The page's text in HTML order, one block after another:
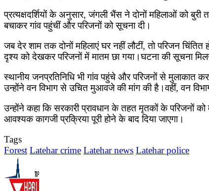
प्रत्यक्षदर्शियों के अनुसार, जंगली भैंस ने दोनों महिलाओं को
बचाकर गांव पहुंचीं और परिजनों को सूचना दी।
जब देर शाम तक दोनों महिलाएं घर नहीं लौटीं, तो परिजन
दृश्य को देखकर परिजनों में मातम छा गया।घटना की सूचना
स्थानीय जनप्रतिनिधि भी गांव पहुंचे और परिजनों से मुलाकात
उन्होंने वन विभाग से उचित मुआवजे की मांग की है।वहीं, वन
उन्होंने कहा कि सरकारी प्रावधान के तहत मृतकों के परिजनों
आवश्यक कागजी प्रक्रिया पूरी होने के बाद दिया जाएगा।
Tags
Forest Latehar crime Latehar news Latehar police